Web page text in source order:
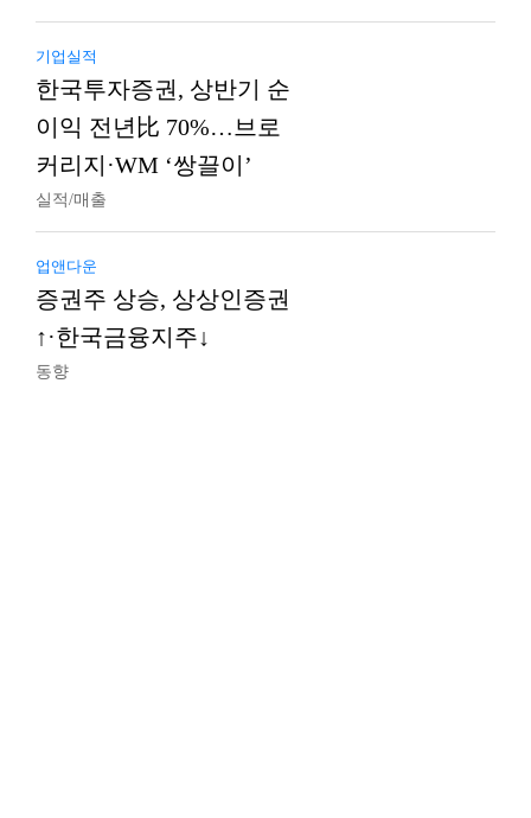
기업실적
한국투자증권, 상반기 순
이익 전년比 70%…브로
커리지·WM ‘쌍끌이’
실적/매출
업앤다운
증권주 상승, 상상인증권
↑·한국금융지주↓
동향